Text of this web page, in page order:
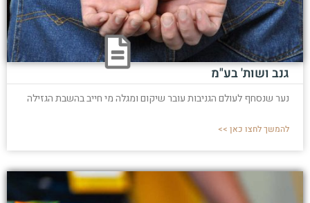
גנב ושות' בע"מ
נער שנסחף לעולם הגניבות עובר שיקום ומגלה מי חייב בהשבת הגזילה
להמשך לחצו כאן >>